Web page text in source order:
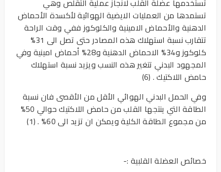
تستمدها من العمليات الايضية الهوائية لأكسدة الأحماض
الدهنية والأحماض الامينية والكلوكوز ففي وقت الراحة
تتقارب نسبة استهلاك هذه المصادر حتى تصل الى 31%
كلوكوز و34% الاحماض الدهنية و28% أحماض امينية وفي
المجهود البدني تتغير هذه النسب ويزيد نسبة استهلاك
حامض اللاكتيك . (6)
وفي الحمل البدني الهوائي الأقل من الأقصى فان نسبة
الطاقة التي ينتجها القلب من حامض اللاكتيك حوالي 50%
من مجموع الطاقة الكلية ويمكن ان تزيد الى 60% . (1)
خصائص العضلة القلبية :-